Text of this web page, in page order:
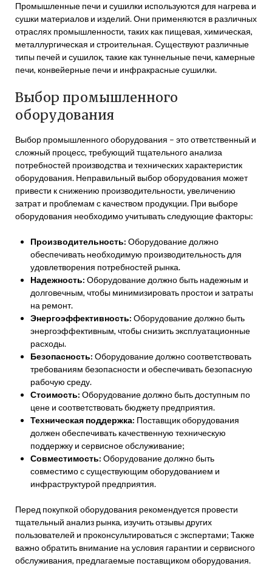
Промышленные печи и сушилки используются для нагрева и
сушки материалов и изделий. Они применяются в различных
отраслях промышленности, таких как пищевая, химическая,
металлургическая и строительная. Существуют различные
типы печей и сушилок, такие как туннельные печи, камерные
печи, конвейерные печи и инфракрасные сушилки.
Выбор промышленного
оборудования
Выбор промышленного оборудования – это ответственный и
сложный процесс, требующий тщательного анализа
потребностей производства и технических характеристик
оборудования. Неправильный выбор оборудования может
привести к снижению производительности, увеличению
затрат и проблемам с качеством продукции. При выборе
оборудования необходимо учитывать следующие факторы:
Производительность: Оборудование должно
обеспечивать необходимую производительность для
удовлетворения потребностей рынка.
Надежность: Оборудование должно быть надежным и
долговечным, чтобы минимизировать простои и затраты
на ремонт.
Энергоэффективность: Оборудование должно быть
энергоэффективным, чтобы снизить эксплуатационные
расходы.
Безопасность: Оборудование должно соответствовать
требованиям безопасности и обеспечивать безопасную
рабочую среду.
Стоимость: Оборудование должно быть доступным по
цене и соответствовать бюджету предприятия.
Техническая поддержка: Поставщик оборудования
должен обеспечивать качественную техническую
поддержку и сервисное обслуживание;
Совместимость: Оборудование должно быть
совместимо с существующим оборудованием и
инфраструктурой предприятия.
Перед покупкой оборудования рекомендуется провести
тщательный анализ рынка, изучить отзывы других
пользователей и проконсультироваться с экспертами; Также
важно обратить внимание на условия гарантии и сервисного
обслуживания, предлагаемые поставщиком оборудования.